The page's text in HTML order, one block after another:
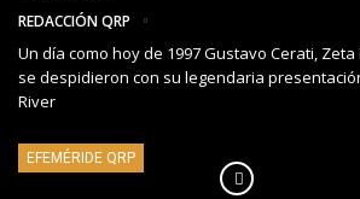
REDACCIÓN QRP
Un día como hoy de 1997 Gustavo Cerati,
se despidieron con su legendaria
River
EFEMÉRIDE QRP